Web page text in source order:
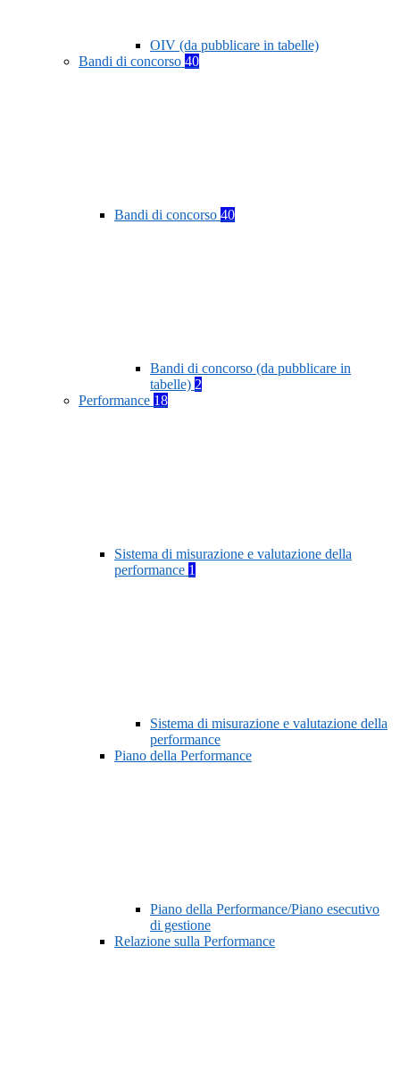
OIV (da pubblicare in tabelle)
Bandi di concorso 40
Bandi di concorso 40
Bandi di concorso (da pubblicare in
tabelle) 2
Performance 18
Sistema di misurazione e valutazione della
performance 1
Sistema di misurazione e valutazione della
performance
Piano della Performance
Piano della Performance/Piano esecutivo
di gestione
Relazione sulla Performance